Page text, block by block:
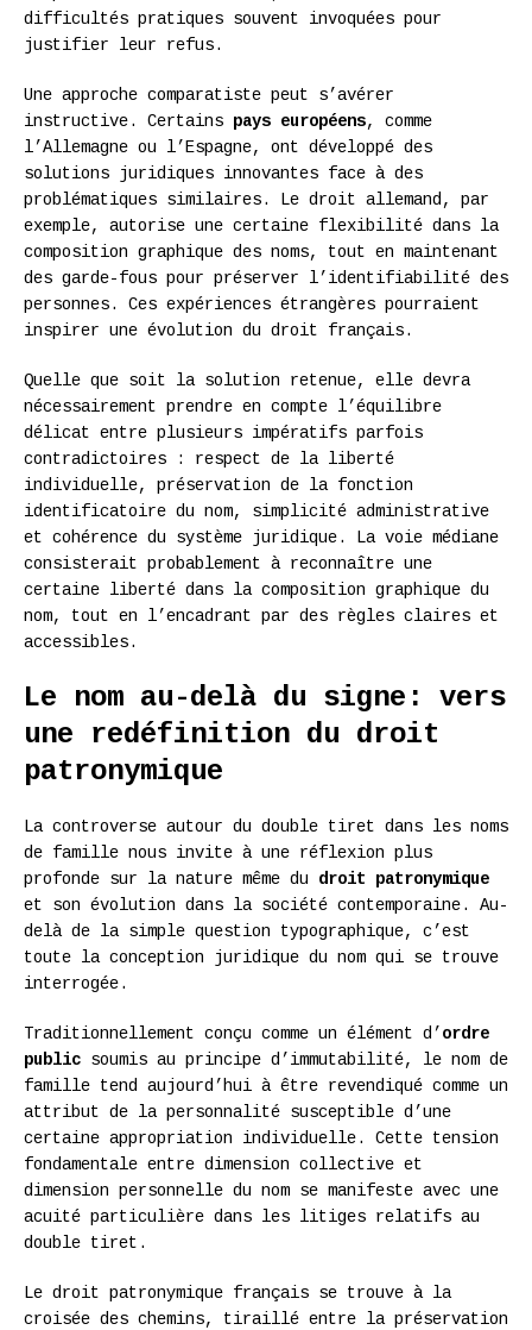
difficultés pratiques souvent invoquées pour
justifier leur refus.
Une approche comparatiste peut s’avérer
instructive. Certains pays européens, comme
l’Allemagne ou l’Espagne, ont développé des
solutions juridiques innovantes face à des
problématiques similaires. Le droit allemand, par
exemple, autorise une certaine flexibilité dans la
composition graphique des noms, tout en maintenant
des garde-fous pour préserver l’identifiabilité des
personnes. Ces expériences étrangères pourraient
inspirer une évolution du droit français.
Quelle que soit la solution retenue, elle devra
nécessairement prendre en compte l’équilibre
délicat entre plusieurs impératifs parfois
contradictoires : respect de la liberté
individuelle, préservation de la fonction
identificatoire du nom, simplicité administrative
et cohérence du système juridique. La voie médiane
consisterait probablement à reconnaître une
certaine liberté dans la composition graphique du
nom, tout en l’encadrant par des règles claires et
accessibles.
Le nom au-delà du signe: vers
une redéfinition du droit
patronymique
La controverse autour du double tiret dans les noms
de famille nous invite à une réflexion plus
profonde sur la nature même du droit patronymique
et son évolution dans la société contemporaine. Au-
delà de la simple question typographique, c’est
toute la conception juridique du nom qui se trouve
interrogée.
Traditionnellement conçu comme un élément d’ ordre
public soumis au principe d’immutabilité, le nom de
famille tend aujourd’hui à être revendiqué comme un
attribut de la personnalité susceptible d’une
certaine appropriation individuelle. Cette tension
fondamentale entre dimension collective et
dimension personnelle du nom se manifeste avec une
acuité particulière dans les litiges relatifs au
double tiret.
Le droit patronymique français se trouve à la
croisée des chemins, tiraillé entre la préservation